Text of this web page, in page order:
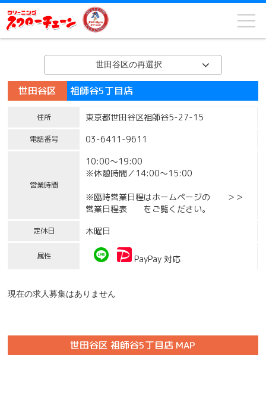
世田谷区の再選択
世田谷区 祖師谷5丁目店
住所 東京都世田谷区祖師谷5-27-15
電話番号 03-6411-9611
営業時間
10:00～19:00
※休憩時間／14:00～15:00
※臨時営業日程はホームページの ＞＞
営業日程表 をご覧ください。
定休日 木曜日
属性 PayPay 対応
現在の求人募集はありません
世田谷区 祖師谷5丁目店 MAP